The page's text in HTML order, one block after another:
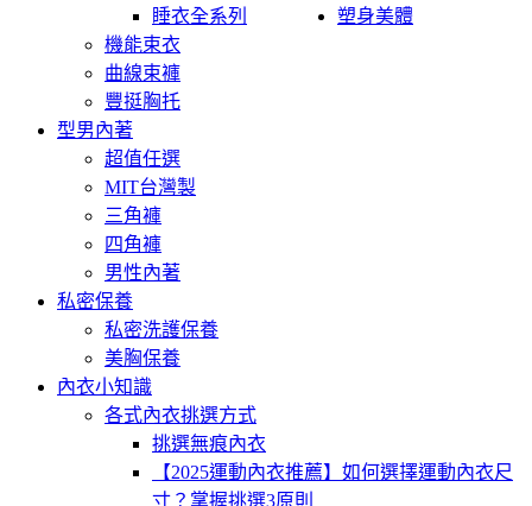
睡衣全系列
塑身美體
機能束衣
曲線束褲
豐挺胸托
型男內著
超值任選
MIT台灣製
三角褲
四角褲
男性內著
私密保養
私密洗護保養
美胸保養
內衣小知識
各式內衣挑選方式
挑選無痕內衣
【2025運動內衣推薦】如何選擇運動內衣尺
寸？掌握挑選3原則